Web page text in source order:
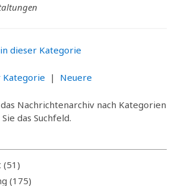
dieser Kategorie
Kategorie | Neuere
Nachrichtenarchiv nach Kategorien
das Suchfeld.
(51)
(175)